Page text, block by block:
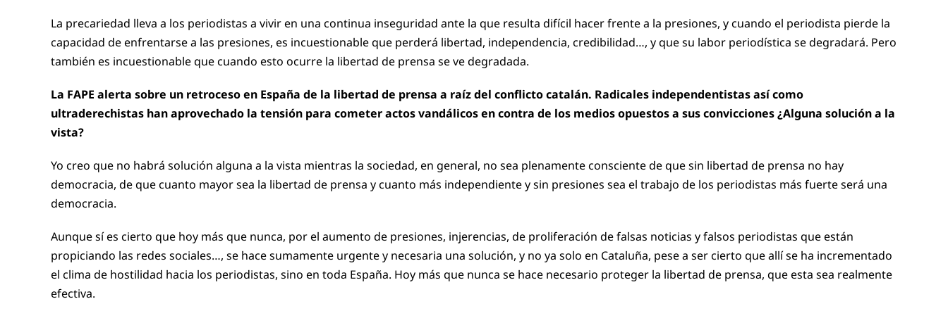
La precariedad lleva a los periodistas a vivir en una continua inseguridad ante la que resulta difícil hacer frente a la presiones, y cuando el periodista pierde la
capacidad de enfrentarse a las presiones, es incuestionable que perderá libertad, independencia, credibilidad…, y que su labor periodística se degradará. Pero
también es incuestionable que cuando esto ocurre la libertad de prensa se ve degradada.
La FAPE alerta sobre un retroceso en España de la libertad de prensa a raíz del conflicto catalán. Radicales independentistas así como
ultraderechistas han aprovechado la tensión para cometer actos vandálicos en contra de los medios opuestos a sus convicciones ¿Alguna solución a la
vista?
Yo creo que no habrá solución alguna a la vista mientras la sociedad, en general, no sea plenamente consciente de que sin libertad de prensa no hay
democracia, de que cuanto mayor sea la libertad de prensa y cuanto más independiente y sin presiones sea el trabajo de los periodistas más fuerte será una
democracia.
Aunque sí es cierto que hoy más que nunca, por el aumento de presiones, injerencias, de proliferación de falsas noticias y falsos periodistas que están
propiciando las redes sociales…, se hace sumamente urgente y necesaria una solución, y no ya solo en Cataluña, pese a ser cierto que allí se ha incrementado
el clima de hostilidad hacia los periodistas, sino en toda España. Hoy más que nunca se hace necesario proteger la libertad de prensa, que esta sea realmente
efectiva.